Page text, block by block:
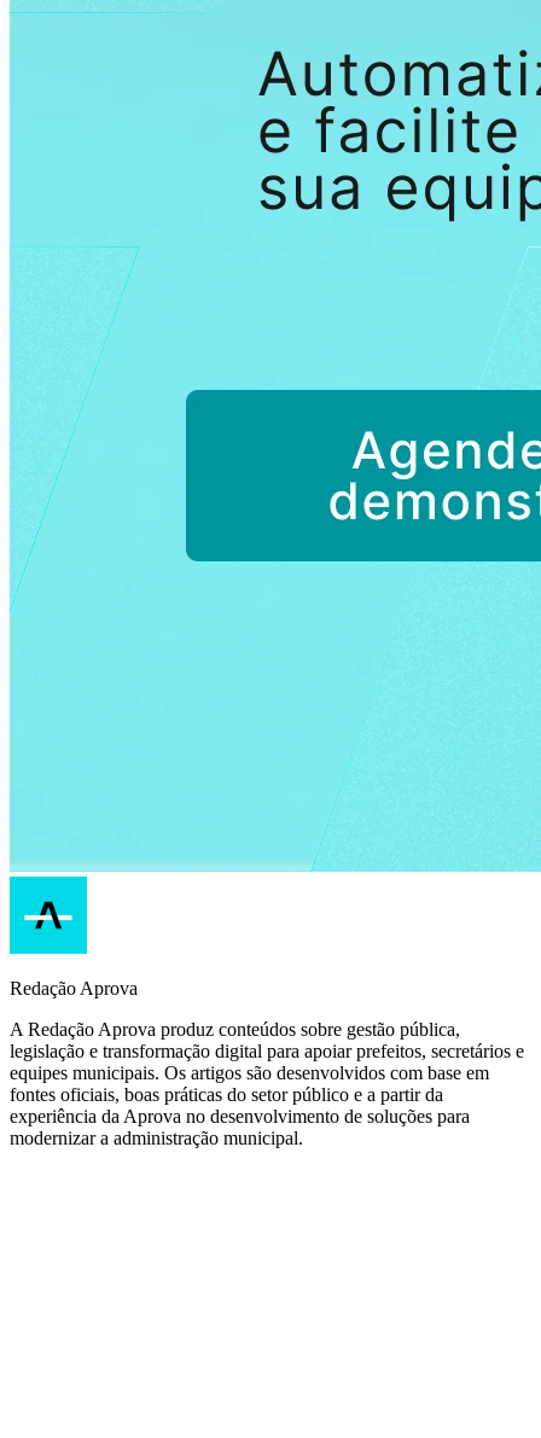
Redação Aprova
A Redação Aprova produz conteúdos sobre gestão pública,
legislação e transformação digital para apoiar prefeitos, secretários e
equipes municipais. Os artigos são desenvolvidos com base em
fontes oficiais, boas práticas do setor público e a partir da
experiência da Aprova no desenvolvimento de soluções para
modernizar a administração municipal.